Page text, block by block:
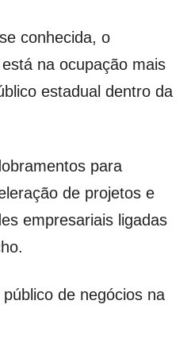
conhecida, o
na ocupação mais
estadual dentro da
para
de projetos e
empresariais ligadas
de negócios na